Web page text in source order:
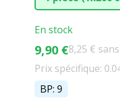
En stock
9,90 €8,25 €
Prix spécifique:
BP: 9